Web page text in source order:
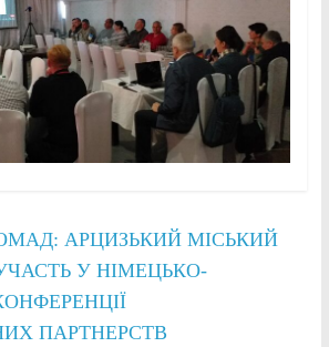
АРЦИЗЬКИЙ МІСЬКИЙ
У НІМЕЦЬКО-
ПАРТНЕРСТВ